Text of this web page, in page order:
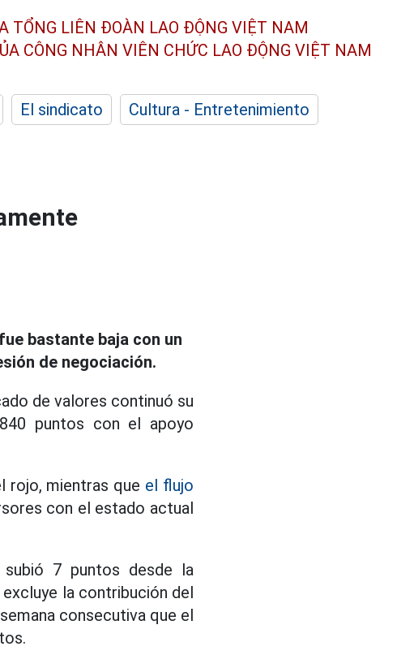
TỔNG LIÊN ĐOÀN LAO ĐỘNG VIỆT NAM
CÔNG NHÂN VIÊN CHỨC LAO ĐỘNG VIỆT NAM
El sindicato
Cultura - Entretenimiento
bastante baja con un
de negociación.
de valores continuó su
puntos con el apoyo
rojo, mientras que el flujo
con el estado actual
7 puntos desde la
la contribución del
consecutiva que el